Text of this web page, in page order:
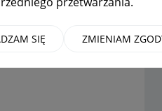
SIĘ ZMIENIAM